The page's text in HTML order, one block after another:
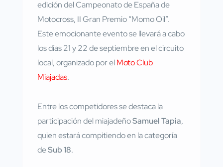
edición del Campeonato de España de
Motocross, II Gran Premio “Momo Oil”.
Este emocionante evento se llevará a cabo
los días 21 y 22 de septiembre en el circuito
local, organizado por elMoto Club
Miajadas.
Entre los competidores se destaca la
participación del miajadeñoSamuel Tapia,
quien estará compitiendo en la categoría
deSub 18.